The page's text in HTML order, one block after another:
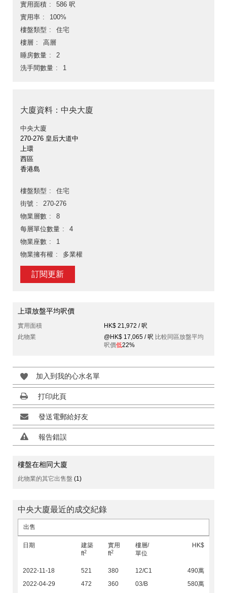
實用面積
586 呎
實用率
100%
樓盤類型
住宅
樓層
高層
睡房數量
2
洗手間數量
1
大廈資料：中央大廈
中央大廈
270-276 皇后大道中
上環
西區
香港島
樓盤類型
住宅
街號
270-276
物業層數
8
每層單位數量
4
物業座數
1
物業擁有權
多業權
訂閱更新
上環放盤平均呎價
實用面積
HK$ 21,972 / 呎
此物業
@HK$ 17,065 / 呎 比較同區放盤平均
呎價低22%
加入到我的心水名單
打印此頁
發送電郵給好友
報告錯誤
樓盤在相同大廈
此物業的其它出售盤 (1)
中央大廈最近的成交紀錄
出售
日期
建築
ft2
實用
ft2
樓層/
單位
HK$
2022-11-18 521 380 12/C1
490萬
2022-04-29
472 360 03/B
580萬